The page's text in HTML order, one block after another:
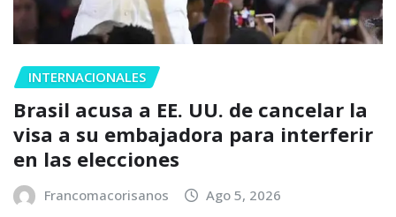
INTERNACIONALES
Brasil acusa a EE. UU. de cancelar la
visa a su embajadora para interferir
en las elecciones
Francomacorisanos Ago 5, 2026